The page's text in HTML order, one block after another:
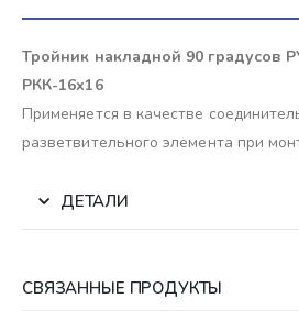
Тройник накладной 90 градусов
РКК-16х16
Применяется в качестве
разветвительного элемента при
ДЕТАЛИ
СВЯЗАННЫЕ ПРОДУКТЫ